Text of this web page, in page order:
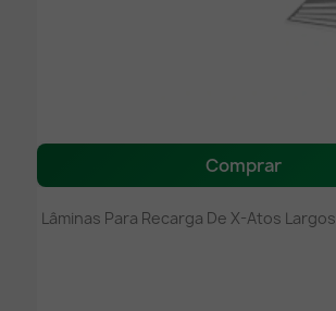
Comprar
Lâminas Para Recarga De X-Atos